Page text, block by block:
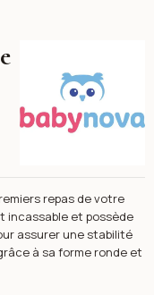
repas de votre
incassable et possède
assurer une stabilité
à sa forme ronde et